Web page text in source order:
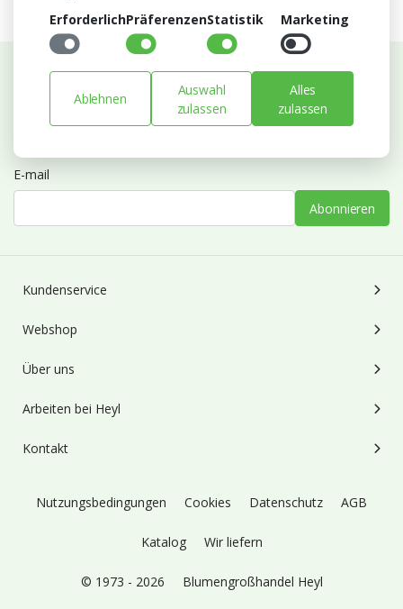
Abonnieren Sie unseren Newsletter
Bleiben Sie auf dem Laufenden mit Neuigkeiten und
E-mail
Abonnieren
Kundenservice
Webshop
Über uns
Arbeiten bei Heyl
Kontakt
Nutzungsbedingungen Cookies Datenschutz AGB
Katalog Wir liefern
© 1973 - 2026 Blumengroßhandel Heyl
ErforderlichPräferenzenStatistik Marketing
Ablehnen
Auswahl
zulassen
Alles
zulassen